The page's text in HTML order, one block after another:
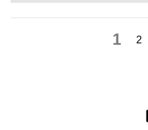
1 2